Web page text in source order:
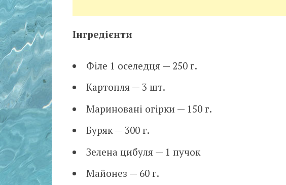
Інгредієнти
Філе 1 оселедця — 250 г.
Картопля — 3 шт.
Мариновані огірки — 150 г.
Буряк — 300 г.
Зелена цибуля — 1 пучок
Майонез — 60 г.